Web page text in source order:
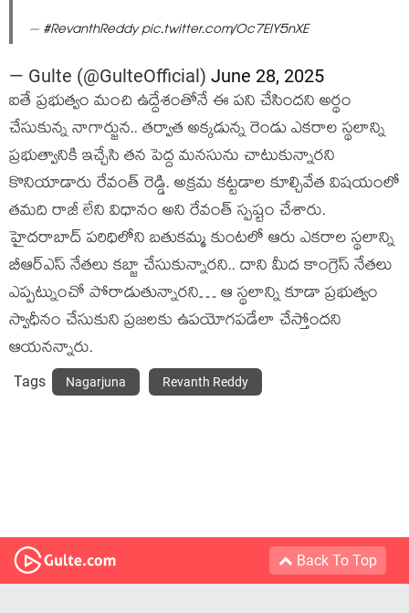
–#RevanthReddypic.twitter.com/Oc7ElY5nXE
— Gulte (@GulteOfficial) June 28, 2025
ఐతే ప్ర‌భుత్వం మంచి ఉద్దేశంతోనే ఈ ప‌ని చేసింద‌ని అర్థం
చేసుకున్న నాగార్జున‌.. త‌ర్వాత అక్క‌డున్న రెండు ఎక‌రాల స్థలాన్ని
ప్ర‌భుత్వానికి ఇచ్చేసి త‌న పెద్ద మ‌న‌సును చాటుకున్నార‌ని
కొనియాడారు రేవంత్ రెడ్డి. అక్ర‌మ క‌ట్ట‌డాల కూల్చివేత విష‌యంలో
త‌మ‌ది రాజీ లేని విధానం అని రేవంత్ స్ప‌ష్టం చేశారు.
హైద‌రాబాద్ ప‌రిధిలోని బ‌తుక‌మ్మ కుంట‌లో ఆరు ఎక‌రాల స్థ‌లాన్ని
బీఆర్ఎస్ నేత‌లు క‌బ్జా చేసుకున్నార‌ని.. దాని మీద కాంగ్రెస్ నేత‌లు
ఎప్ప‌ట్నుంచో పోరాడుతున్నార‌ని… ఆ స్థ‌లాన్ని కూడా ప్ర‌భుత్వం
స్వాధీనం చేసుకుని ప్ర‌జ‌ల‌కు ఉప‌యోగ‌ప‌డేలా చేస్తోంద‌ని
ఆయ‌న‌న్నారు.
Tags Nagarjuna Revanth Reddy
Back To Top